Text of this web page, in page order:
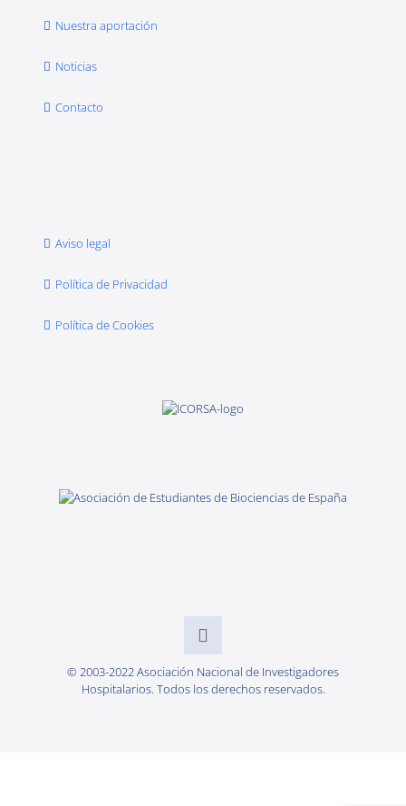
Nuestra aportación
Noticias
Contacto
Aviso legal
Política de Privacidad
Política de Cookies
© 2003-2022 Asociación Nacional de Investigadores
Hospitalarios. Todos los derechos reservados.